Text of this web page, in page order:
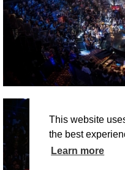
This website
the best
Learn more